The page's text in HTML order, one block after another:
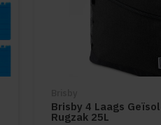
Brisby 4 Laags
Rugzak 25L